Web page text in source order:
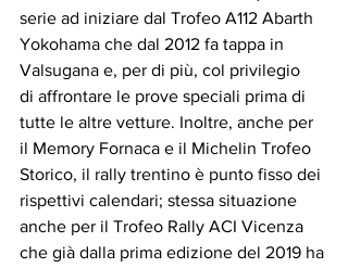
serie ad iniziare dal Trofeo A112 Abarth
Yokohama che dal 2012 fa tappa in
Valsugana e, per di più, col privilegio
di affrontare le prove speciali prima di
tutte le altre vetture. Inoltre, anche per
il Memory Fornaca e il Michelin Trofeo
Storico, il rally trentino è punto fisso dei
rispettivi calendari; stessa situazione
anche per il Trofeo Rally ACI Vicenza
che già dalla prima edizione del 2019 ha